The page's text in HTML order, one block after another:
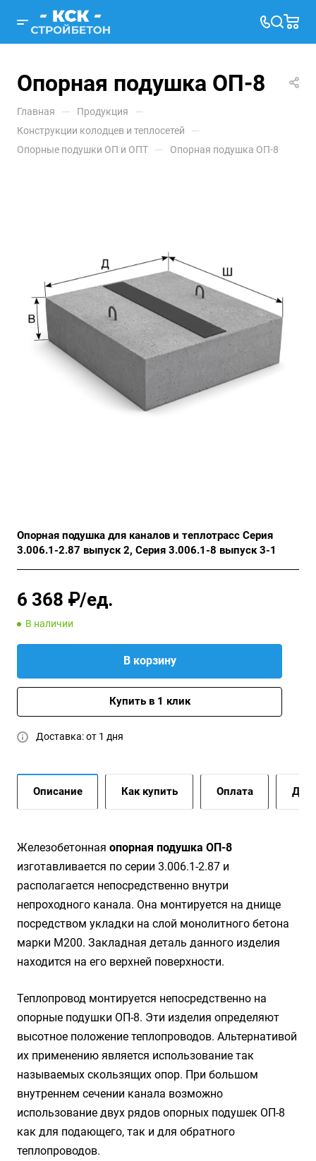
Опорная подушка ОП-8
Главная — Продукция —
Конструкции колодцев и теплосетей —
Опорные подушки ОП и ОПТ — Опорная подушка ОП-8
Опорная подушка для каналов и теплотрасс Серия
3.006.1-2.87 выпуск 2, Серия 3.006.1-8 выпуск 3-1
6 368 ₽/ед.
В наличии
В корзину
Купить в 1 клик
Доставка: от 1 дня
Описание Как купить Оплата
Железобетонная опорная подушка ОП-8
изготавливается по серии 3.006.1-2.87 и
располагается непосредственно внутри
непроходного канала. Она монтируется на днище
посредством укладки на слой монолитного бетона
марки М200. Закладная деталь данного изделия
находится на его верхней поверхности.
Теплопровод монтируется непосредственно на
опорные подушки ОП-8. Эти изделия определяют
высотное положение теплопроводов. Альтернативой
их применению является использование так
называемых скользящих опор. При большом
внутреннем сечении канала возможно
использование двух рядов опорных подушек ОП-8
как для подающего, так и для обратного
теплопроводов.